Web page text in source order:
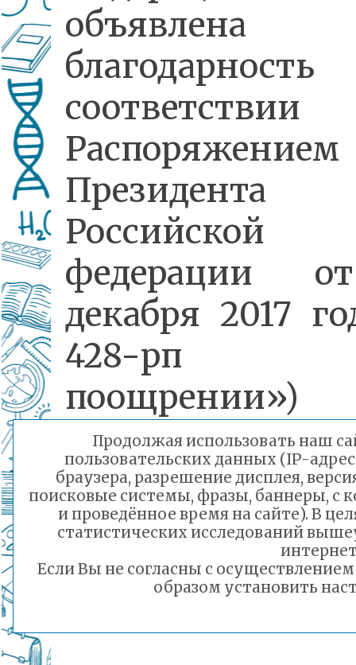
объявлена
Распоряжением
Президента
Российской
федерации
декабря 2017
428-рп
поощрении»)
учителю
языка и
МБОУ «СОШ
Кобозовой
Анатольевне.
Продолжая использовать наш
пользовательских данных (IP-
браузера, разрешение дисплея,
поисковые системы, фразы, баннеры, с
и проведённое время на сайте). В
статистических исследований
Если Вы не согласны с
образом установить